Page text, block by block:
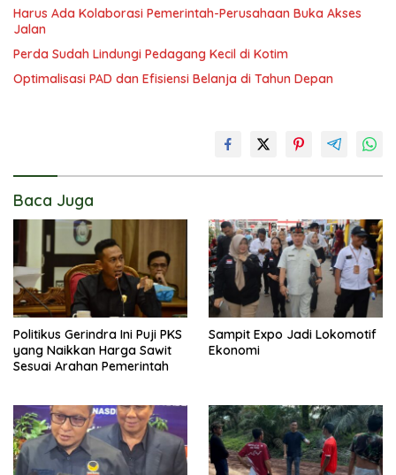
Harus Ada Kolaborasi Pemerintah-Perusahaan Buka Akses
Jalan
Perda Sudah Lindungi Pedagang Kecil di Kotim
Optimalisasi PAD dan Efisiensi Belanja di Tahun Depan
Baca Juga
Politikus Gerindra Ini Puji PKS
yang Naikkan Harga Sawit
Sesuai Arahan Pemerintah
Sampit Expo Jadi Lokomotif
Ekonomi